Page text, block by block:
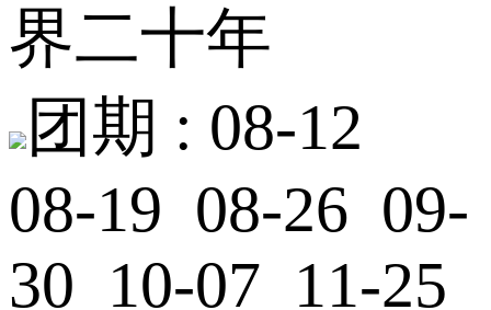
界二十年
团期 : 08-12
08-19 08-26 09-
30 10-07 11-25